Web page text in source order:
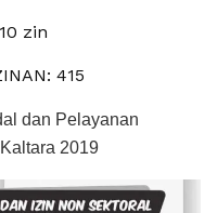
zin
415
dan Pelayanan
2019